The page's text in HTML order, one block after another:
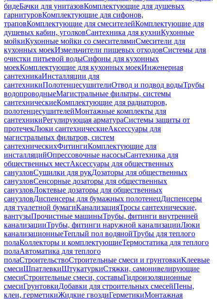
бидеБачки для унитазовКомплектующие для душевых
гарнитуровКомплектующие для сифонов,
траповКомплектующие для смесителейКомплектующие для
душевых кабин, уголковСантехника для кухниКухонные
мойкиКухонные мойки со смесителямиСмесители для
кухонных моекИзмельчители пищевых отходовСистемы для
очистки питьевой водыСифоны для кухонных
моекКомплектующие для кухонных моекИнженерная
сантехникаИнсталляции для
сантехникиПолотенцесушителиОтвод и подвод водыТрубы
водопроводныеМагистральные фильтры, системы
сантехническиеКомплектующие для радиаторов,
полотенцесушителейМонтажные комплекты для
сантехникиРегулирующая арматураСистемы защиты от
протечекЛюки сантехническиеАксессуары для
магистральных фильтров, систем
сантехническихФитингиКомплектующие для
инсталляцийОпрессовочные насосыСантехника для
общественных местАксессуары для общественных
санузловСушилки для рукДозаторы для общественных
санузловСенсорные дозаторы для общественных
санузловЛоктевые дозаторы для общественных
санузловДиспенсеры для бумажных полотенецДиспенсеры
для туалетной бумагиКанализацияТросы сантехнические,
вантузыПрочистные машиныТрубы, фитинги внутренней
канализацииТрубы, фитинги наружной канализацииЛюки
канализационныеТеплый пол водянойТрубы для теплого
полаКоллекторы и комплектующиеТермостатика для теплого
полаАвтоматика для теплого
полаСтроительствоСтроительные смеси и грунтовкиКлеевые
смесиШпатлевкиШтукатуркиСтяжки, самонивелирующие
смесиСтроительные смеси, составыГидроизоляционные
смесиГрунтовкиДобавки для строительных смесейПены,
клеи, герметикиЖидкие гвоздиГерметикиМонтажная